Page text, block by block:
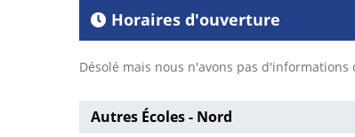
Horaires d'ouverture
Désolé mais nous n'avons pas
Autres Écoles - Nord